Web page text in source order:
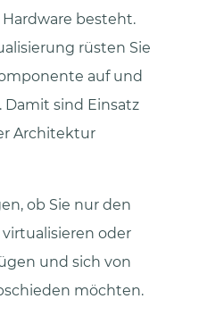
besteht.
rüsten Sie
auf und
Damit sind Einsatz
Architektur
ob Sie nur den
oder
und sich von
möchten.